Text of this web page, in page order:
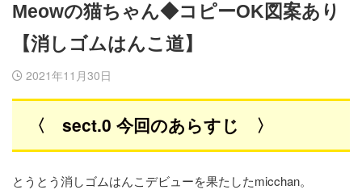
Meowの猫ちゃん◆コピーOK図案あり
【消しゴムはんこ道】
2021年11月30日
〈 sect.0 今回のあらすじ 〉
とうとう消しゴムはんこデビューを果たしたmicchan。